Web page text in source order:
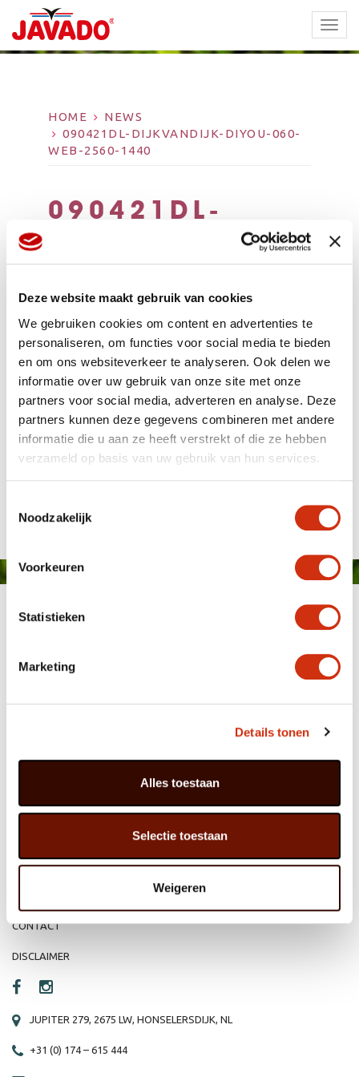
Deze website maakt gebruik van cookies
We gebruiken cookies om content en advertenties te
personaliseren, om functies voor social media te bieden
en om ons websiteverkeer te analyseren. Ook delen we
informatie over uw gebruik van onze site met onze
partners voor social media, adverteren en analyse. Deze
partners kunnen deze gegevens combineren met andere
informatie die u aan ze heeft verstrekt of die ze hebben
verzameld op basis van uw gebruik van hun services.
Noodzakelijk
Voorkeuren
Statistieken
Marketing
Details tonen
Alles toestaan
Selectie toestaan
Weigeren
HOME
NEWS
090421DL-DIJKVANDIJK-DIYOU-060-
WEB-2560-1440
090421DL-
DIJKVANDIJK-
DIYOU-060-
WEB-2560-1440
HOME
PRODUCTEN
WEBSHOP
NIEUWS
VACATURE
PRIVACY STATEMENT
CONTACT
DISCLAIMER
JUPITER 279, 2675 LW, HONSELERSDIJK, NL
+31 (0) 174 – 615 444